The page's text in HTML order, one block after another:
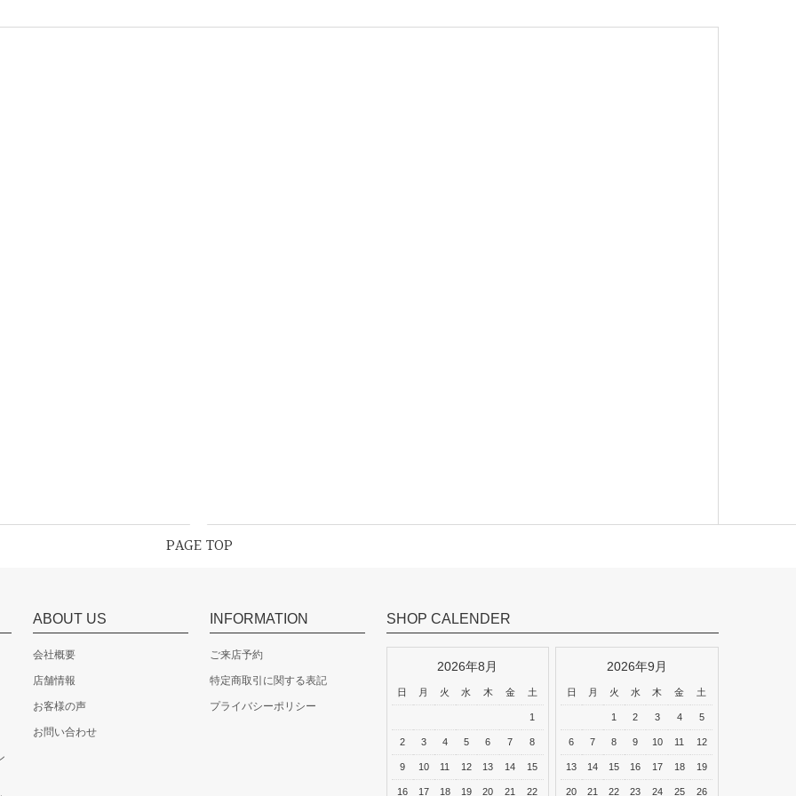
PAGE TOP
ABOUT US
会社概要
店舗情報
お客様の声
お問い合わせ
INFORMATION
ご来店予約
特定商取引に関する表記
プライバシーポリシー
SHOP CALENDER
2026年8月
日 月 火 水 木 金 土
1
2 3 4 5 6 7 8
9 10 11 12 13 14 15
16 17 18 19 20 21 22
2026年9月
日 月 火 水 木 金 土
1 2 3 4 5
6 7 8 9 10 11 12
13 14 15 16 17 18 19
20 21 22 23 24 25 26